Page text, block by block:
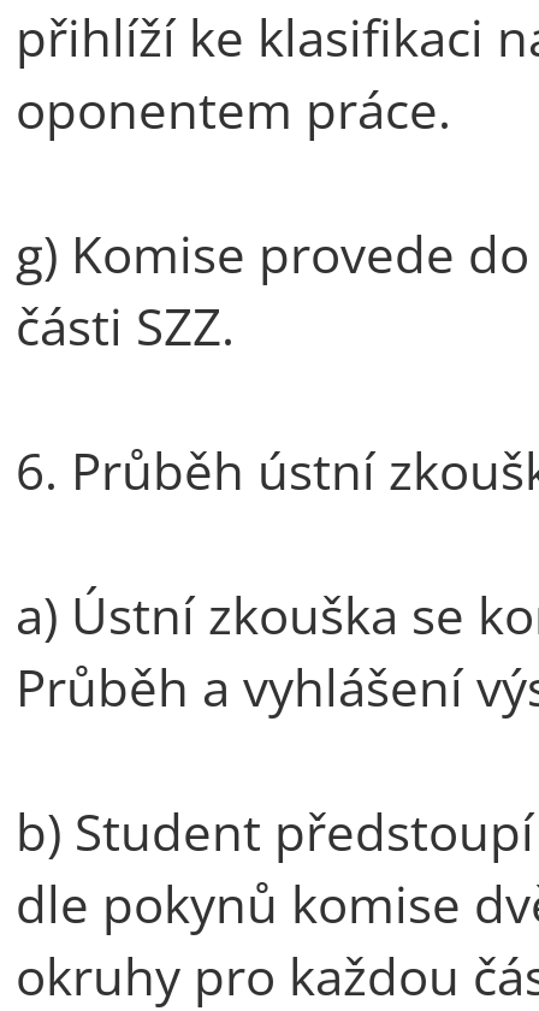
přihlíží ke klasifikaci
oponentem práce.
g) Komise provede
části SZZ.
6. Průběh ústní
a) Ústní zkouška se
Průběh a vyhlášení
b) Student
dle pokynů komise
okruhy pro každou